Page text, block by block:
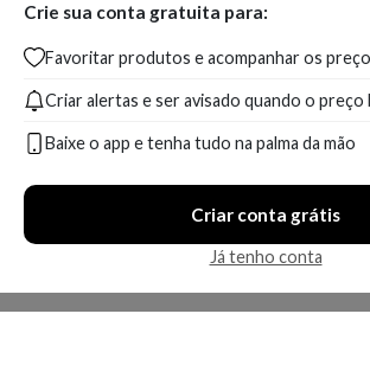
Crie sua conta gratuita para:
Favoritar produtos e acompanhar os
Criar alertas e ser avisado quando o preço
Baixe o app e tenha tudo na palma da mão
Criar conta grátis
Já tenho conta